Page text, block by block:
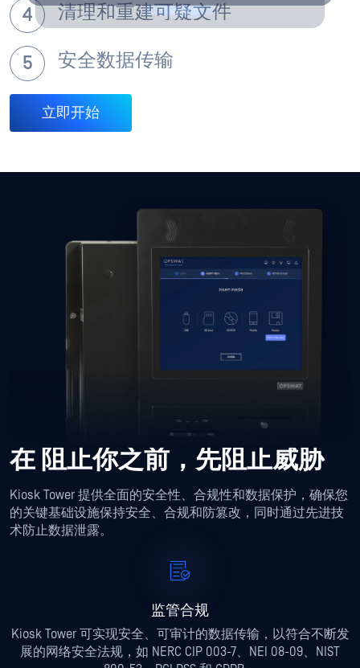
清理和重建可疑文件
安全数据传输
立即开始
在 阻止你之前，先阻止威胁
Kiosk Tower 提供全面的安全性、合规性和数据保护，确保您
的关键基础设施保持安全、合规和防篡改，同时通过先进技
术防止数据泄露。
监管合规
Kiosk Tower 可实现安全、可审计的数据传输，以符合不断发
展的网络安全法规，如 NERC CIP 003-7、NEI 08-09、NIST